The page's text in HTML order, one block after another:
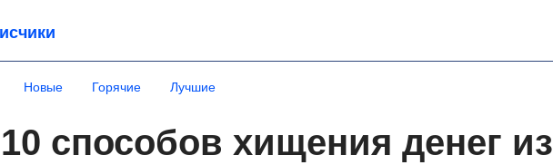
Новые Горячие Лучшие
10 способов хищения денег из